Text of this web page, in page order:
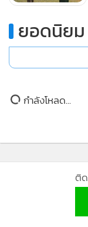
ตัวแทนต้อนรับ มีนา
ตลอดจนพ่อแม่ ผู้ป
ใจทั้ง 506 คน เข้าร่วม
นอกจากการตัดสินใ
ในพิธี หลังการกล่า
บัญชาการกองทัพภ
อดีต PDF ทั้ง 506
ยอดนิยม